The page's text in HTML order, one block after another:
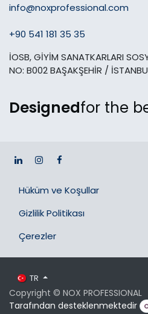
Designedfor the
info@noxprofessional.com
+90 541 181 35 35
İOSB, GİYİM SANATKARLARI
NO: B002 BAŞAKŞEHİR /
Hüküm ve Koşullar
Gizlilik Politikası
Çerezler
Copyright © NOX PROFESSIONAL
TR
Tarafından desteklenmektedir